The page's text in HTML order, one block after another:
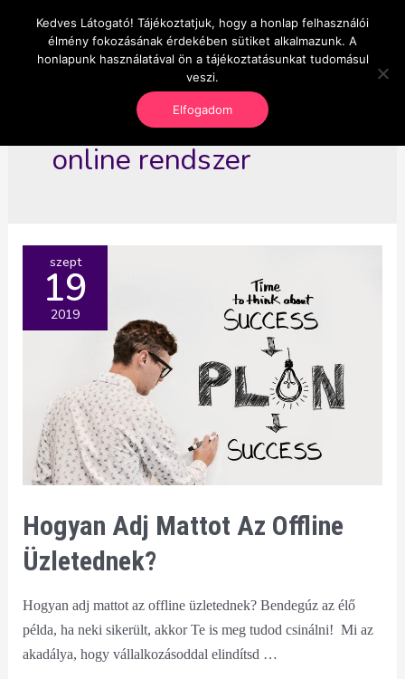
content
OnlineSeedsMan
Üzlet és szabadság
Main
online rendszer
szept
19
2019
Hogyan Adj Mattot Az Offline
Üzletednek?
Hogyan adj mattot az offline üzletednek? Bendegúz az élő
példa, ha neki sikerült, akkor Te is meg tudod csinálni! Mi az
akadálya, hogy vállalkozásoddal elindítsd …
Kedves Látogató! Tájékoztatjuk, hogy a honlap felhasználói
élmény fokozásának érdekében sütiket alkalmazunk. A
honlapunk használatával ön a tájékoztatásunkat tudomásul
veszi.
Elfogadom